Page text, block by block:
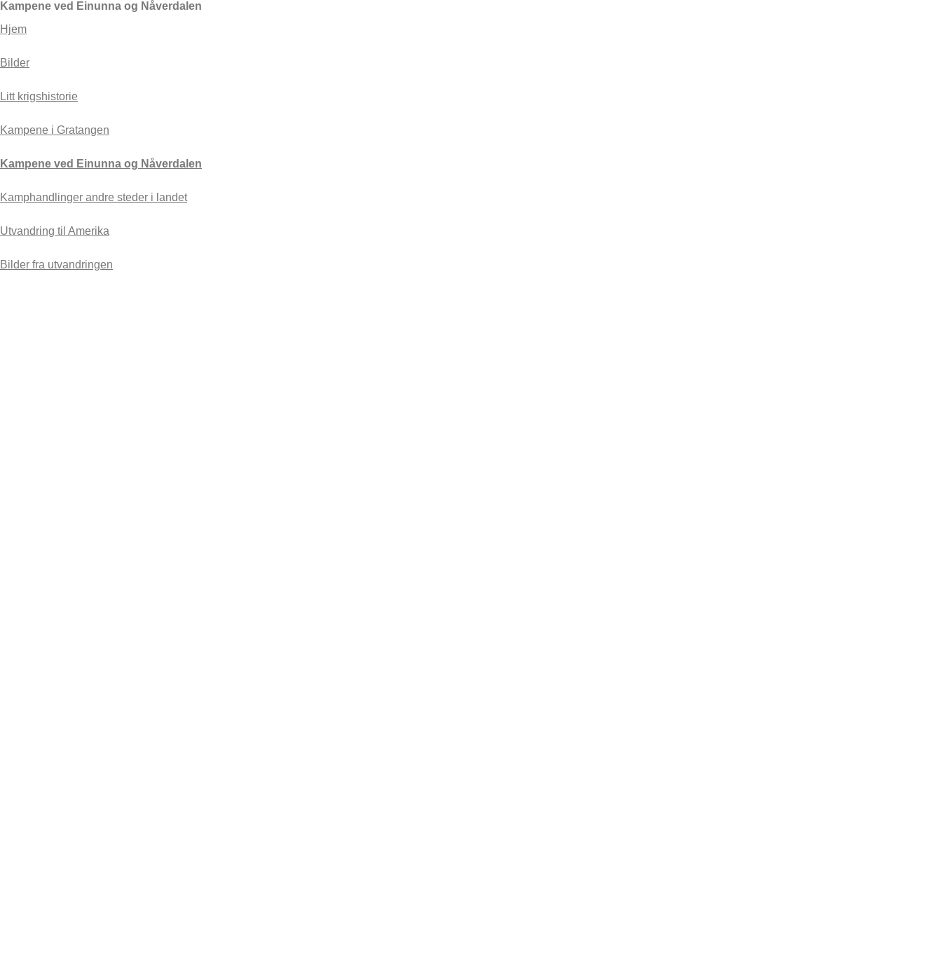
Kampene ved Einunna og Nåverdalen
Hjem
Bilder
Litt krigshistorie
Kampene i Gratangen
Kampene ved Einunna og Nåverdalen
Kamphandlinger andre steder i landet
Utvandring til Amerika
Bilder fra utvandringen